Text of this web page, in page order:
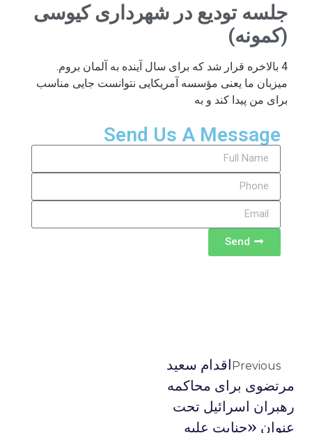
جلسه تودیع در شهرداری کیوسی
(کمونه)
4 بالاخره قرار شد که برای سال آینده به آلمان بروم.
میزبان ما یعنی مؤسسه آمریکایی نتوانست جایی مناسب
برای من پیدا کند و به
Send Us A Message
Send
Previousاقدام سعید
مرتضوی برای محاکمه
رهبران اسرائیل تحت
عنوان «جنایت علیه